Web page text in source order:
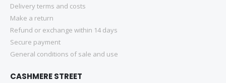
Delivery terms and costs
Make a return
Refund or exchange within 14 days
Secure payment
General conditions of sale and use
CASHMERE STREET